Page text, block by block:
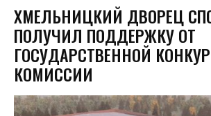
ХМЕЛЬНИЦКИЙ ДВОРЕЦ
ПОЛУЧИЛ ПОДДЕРЖКУ ОТ
ГОСУДАРСТВЕННОЙ
КОМИССИИ